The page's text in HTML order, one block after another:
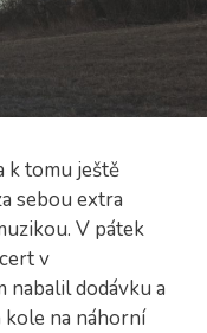
k tomu ještě
sebou extra
V pátek
v
nabalil dodávku a
kole na náhorní